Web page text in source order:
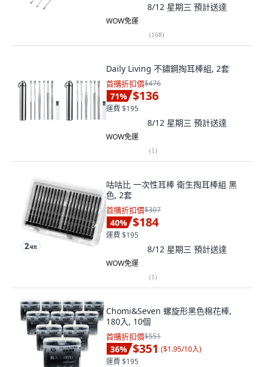
8/12 星期三 預計送達
WOW免運
(168)
Daily Living 不鏽鋼掏耳棒組, 2套
首購折扣價$476
71% $136
運費 $195
8/12 星期三 預計送達
WOW免運
(1)
咕咕比 一次性耳棒 衛生掏耳棒組 黑
色, 2套
首購折扣價$307
40% $184
運費 $195
8/12 星期三 預計送達
WOW免運
(1)
Chomi&Seven 螺旋形黑色棉花棒,
180入, 10個
首購折扣價$551
36% $351 ($1.95/10入)
運費 $195